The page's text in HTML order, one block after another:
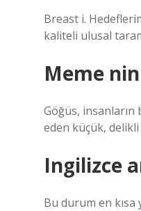
Breast i.
kaliteli ulusal
Meme
Göğüs, insanların
eden küçük,
Ingilizce
Bu durum en